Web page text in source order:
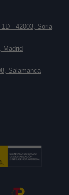
- 42003, Soria
Madrid
Salamanca